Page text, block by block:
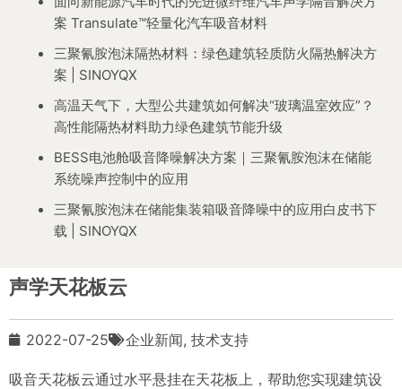
案 Transulate™轻量化汽车吸音材料
三聚氰胺泡沫隔热材料：绿色建筑轻质防火隔热解决方
案 | SINOYQX
高温天气下，大型公共建筑如何解决“玻璃温室效应”？
高性能隔热材料助力绿色建筑节能升级
BESS电池舱吸音降噪解决方案｜三聚氰胺泡沫在储能
系统噪声控制中的应用
三聚氰胺泡沫在储能集装箱吸音降噪中的应用白皮书下
载 | SINOYQX
声学天花板云
2022-07-25 企业新闻, 技术支持
吸音天花板云通过水平悬挂在天花板上，帮助您实现建筑设